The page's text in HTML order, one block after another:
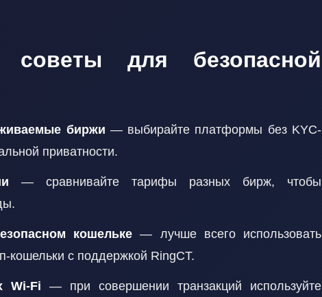
советы для безопасной
биржи — выбирайте платформы без KYC-
приватности.
— сравнивайте тарифы разных бирж, чтобы
кошельке — лучше всего использовать
кошельки с поддержкой RingCT.
Wi-Fi — при совершении транзакций используйте